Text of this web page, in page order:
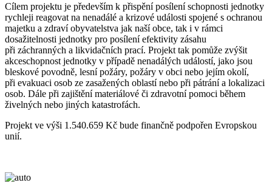
Cílem projektu je především k přispění posílení schopnosti jednotky
rychleji reagovat na nenadálé a krizové události spojené s ochranou
majetku a zdraví obyvatelstva jak naší obce, tak i v rámci
dosažitelnosti jednotky pro posílení efektivity zásahu
při záchranných a likvidačních prací. Projekt tak pomůže zvýšit
akceschopnost jednotky v případě nenadálých událostí, jako jsou
bleskové povodně, lesní požáry, požáry v obci nebo jejím okolí,
při evakuaci osob ze zasažených oblastí nebo při pátrání a lokalizaci
osob. Dále při zajištění materiálové či zdravotní pomoci během
živelných nebo jiných katastrofách.
Projekt ve výši 1.540.659 Kč bude finančně podpořen Evropskou
unií.